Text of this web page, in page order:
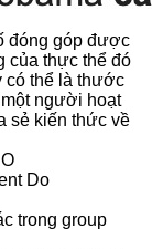
đóng góp được
của thực thể đó
có thể là thước
người hoạt
sẻ kiến thức về
Do
trong group